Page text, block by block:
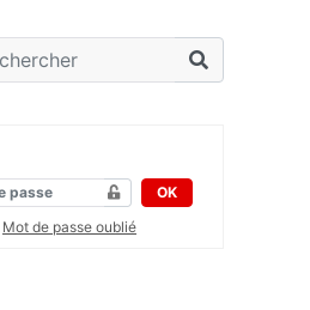
OK
Mot de passe oublié